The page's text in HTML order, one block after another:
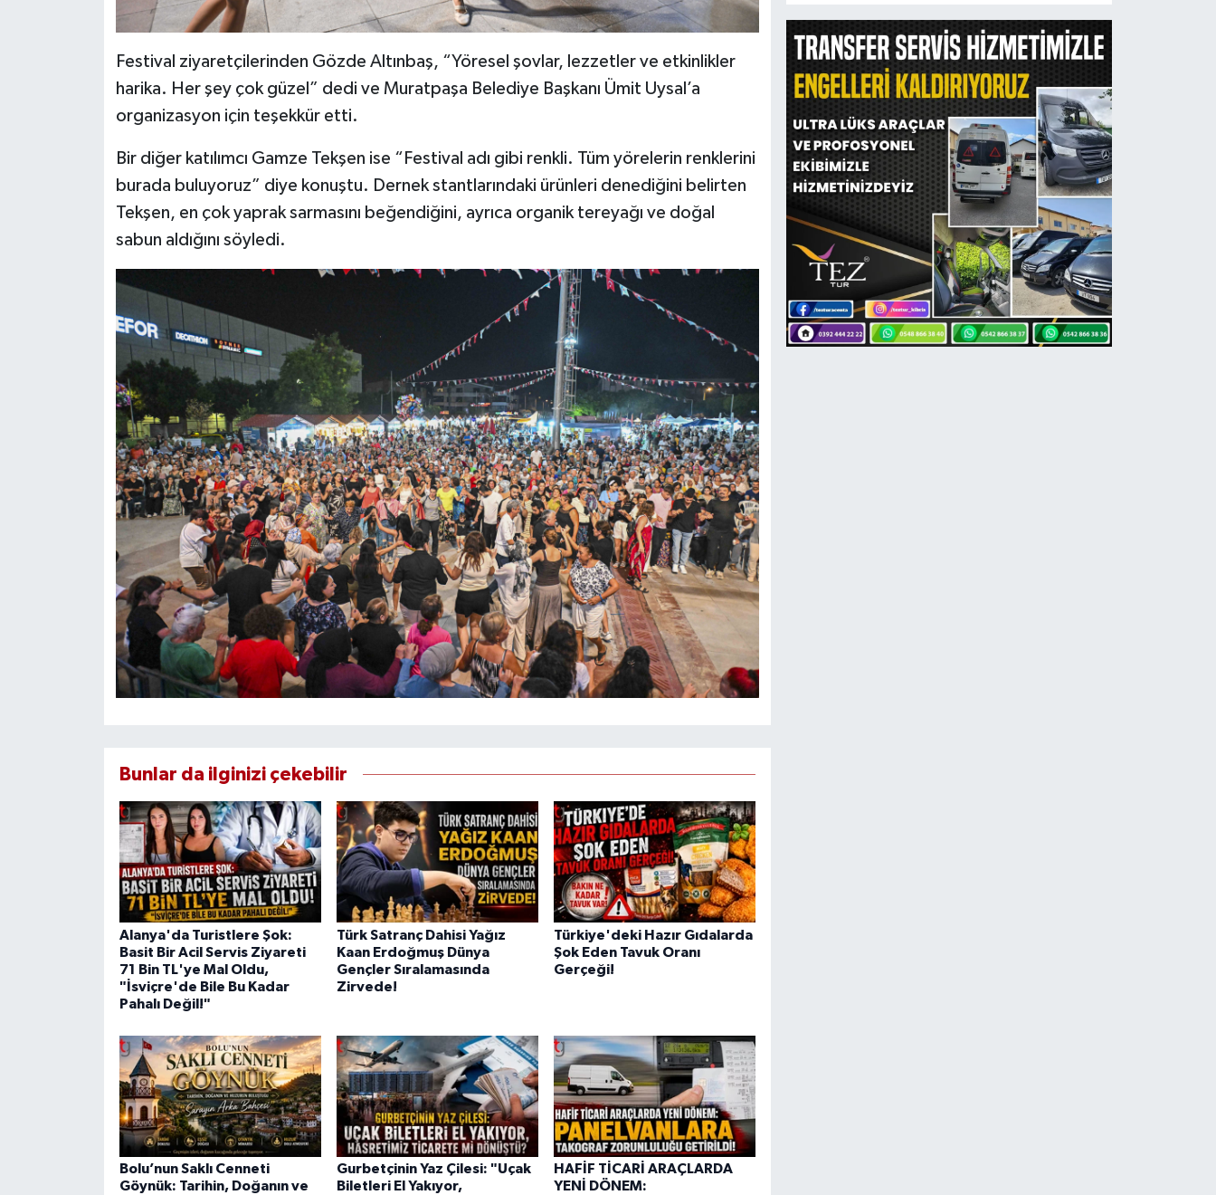
Festival ziyaretçilerinden Gözde Altınbaş, “Yöresel şovlar, lezzetler ve etkinlikler
harika. Her şey çok güzel” dedi ve Muratpaşa Belediye Başkanı Ümit Uysal’a
organizasyon için teşekkür etti.
Bir diğer katılımcı Gamze Tekşen ise “Festival adı gibi renkli. Tüm yörelerin renklerini
burada buluyoruz” diye konuştu. Dernek stantlarındaki ürünleri denediğini belirten
Tekşen, en çok yaprak sarmasını beğendiğini, ayrıca organik tereyağı ve doğal
sabun aldığını söyledi.
Bunlar da ilginizi çekebilir
Alanya'da Turistlere Şok:
Basit Bir Acil Servis Ziyareti
71 Bin TL'ye Mal Oldu,
"İsviçre'de Bile Bu Kadar
Pahalı Değil!"
Türk Satranç Dahisi Yağız
Kaan Erdoğmuş Dünya
Gençler Sıralamasında
Zirvede!
Türkiye'deki Hazır Gıdalarda
Şok Eden Tavuk Oranı
Gerçeği!
Bolu’nun Saklı Cenneti
Göynük: Tarihin, Doğanın ve
Gurbetçinin Yaz Çilesi: "Uçak
Biletleri El Yakıyor,
HAFİF TİCARİ ARAÇLARDA
YENİ DÖNEM: